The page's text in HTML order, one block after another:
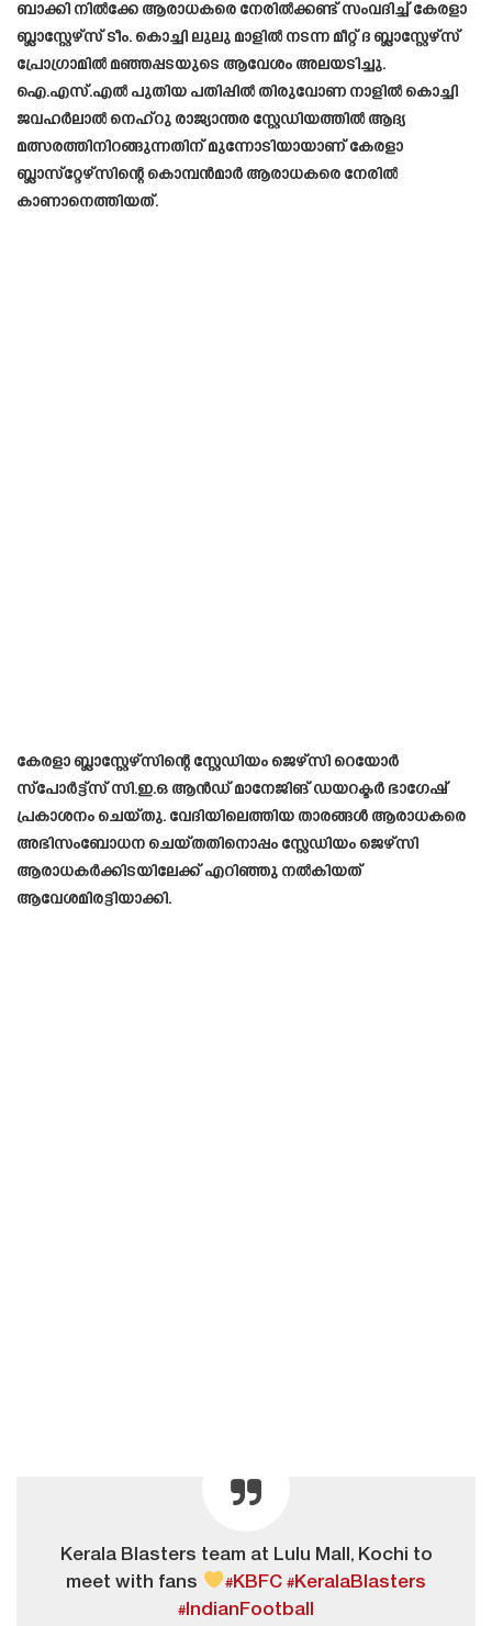
ബാക്കി നില്‍ക്കേ ആരാധകരെ നേരില്‍ക്കണ്ട് സംവദിച്ച് കേരളാ
ബ്ലാസ്റ്റേഴ്‌സ് ടീം. കൊച്ചി ലുലു മാളില്‍ നടന്ന മീറ്റ് ദ ബ്ലാസ്റ്റേഴ്‌സ്
പ്രോഗ്രാമില്‍ മഞ്ഞപ്പടയുടെ ആവേശം അലയടിച്ചു.
ഐ.എസ്.എല്‍ പുതിയ പതിപ്പില്‍ തിരുവോണ നാളില്‍ കൊച്ചി
ജവഹര്‍ലാല്‍ നെഹ്‌റു രാജ്യാന്തര സ്റ്റേഡിയത്തില്‍ ആദ്യ
മത്സരത്തിനിറങ്ങുന്നതിന് മുന്നോടിയായാണ് കേരളാ
ബ്ലാസ്‌റ്റേഴ്‌സിന്റെ കൊമ്പന്‍മാര്‍ ആരാധകരെ നേരില്‍
കാണാനെത്തിയത്.
കേരളാ ബ്ലാസ്റ്റേഴ്‌സിന്റെ സ്റ്റേഡിയം ജെഴ്‌സി റെയോർ
സ്പോർട്ട്സ് സി.ഇ.ഒ ആൻഡ് മാനേജിങ് ഡയറക്ടർ ഭാഗേഷ്
പ്രകാശനം ചെയ്തു. വേദിയിലെത്തിയ താരങ്ങള്‍ ആരാധകരെ
അഭിസംബോധന ചെയ്തതിനൊപ്പം സ്റ്റേഡിയം ജെഴ്‌സി
ആരാധകര്‍ക്കിടയിലേക്ക് എറിഞ്ഞു നല്‍കിയത്
ആവേശമിരട്ടിയാക്കി.
Kerala Blasters team at Lulu Mall, Kochi to
meet with fans
#KBFC #KeralaBlasters
#IndianFootball